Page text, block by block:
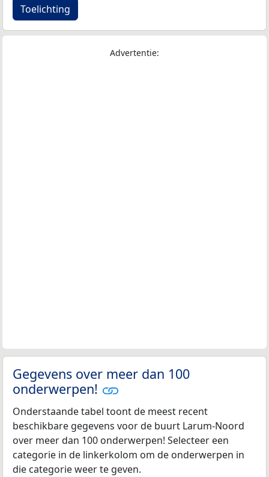
Toelichting
Advertentie:
Gegevens over meer dan 100
onderwerpen!
Onderstaande tabel toont de meest recent
beschikbare gegevens voor de buurt Larum-Noord
over meer dan 100 onderwerpen! Selecteer een
categorie in de linkerkolom om de onderwerpen in
die categorie weer te geven.